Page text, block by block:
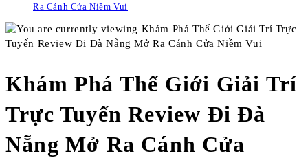
Ra Cánh Cửa Niềm Vui
Khám Phá Thế Giới Giải Trí
Trực Tuyến Review Đi Đà
Nẵng Mở Ra Cánh Cửa